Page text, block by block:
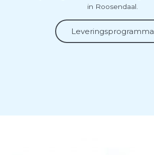
in Roosendaal.
Leveringsprogramma